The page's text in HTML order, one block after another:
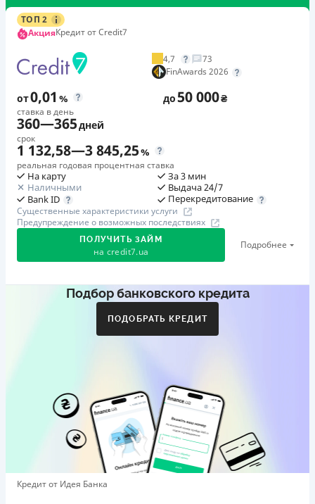
ТОП 2
АкцияКредит от Credit7
4,7
73
FinAwards 2026
от0,01 %
ставка в день
до50 000₴
360—365дней
срок
1 132,58—3 845,25%
реальная годовая процентная ставка
На карту
Наличными
Bank ID
За 3 мин
Выдача 24/7
Перекредитование
Существенные характеристики услуги
Предупреждение о возможных последствиях
ПОЛУЧИТЬ ЗАЙМ
на credit7.ua
Подробнее
Акция: «Кешбэк за друга»
друг регистрируется и получает первый кредит (от
Бронзовый призер FinAwards 2026 «Лучшая программа
лояльности»
Первый займ
от 0,01%/день до 30 000 ₴
Повторный займ
Подбор банковского кредита
ПОДОБРАТЬ КРЕДИТ
Кредит от Идея Банка